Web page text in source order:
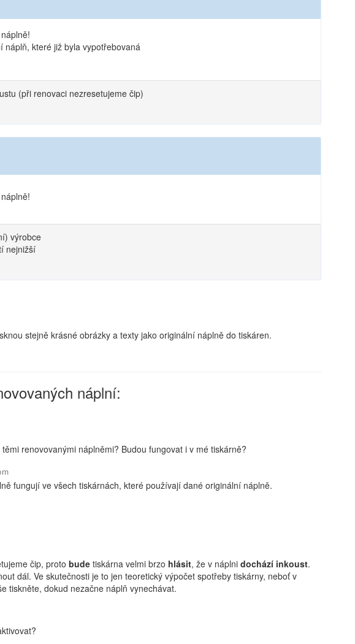
které již byla vypotřebovaná
(při renovaci nezresetujeme čip)
výrobce
nejnižší
stejně krásné obrázky a texty jako originální náplně do tiskáren.
náplní:
renovovanými náplněmi? Budou fungovat i v mé tiskárně?
fungují ve všech tiskárnách, které používají dané originální náplně.
čip, proto bude tiskárna velmi brzo hlásit, že v náplni dochází inkoust.
dál. Ve skutečnosti je to jen teoretický výpočet spotřeby tiskárny, neboť v
tiskněte, dokud nezačne náplň vynechávat.